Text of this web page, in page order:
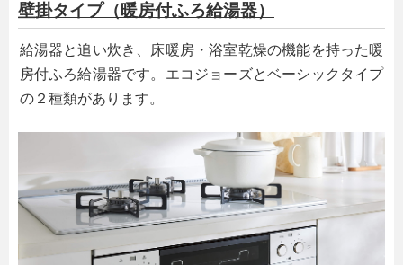
壁掛タイプ（暖房付ふろ給湯器）
給湯器と追い炊き、床暖房・浴室乾燥の機能を持った暖
房付ふろ給湯器です。エコジョーズとベーシックタイプ
の２種類があります。